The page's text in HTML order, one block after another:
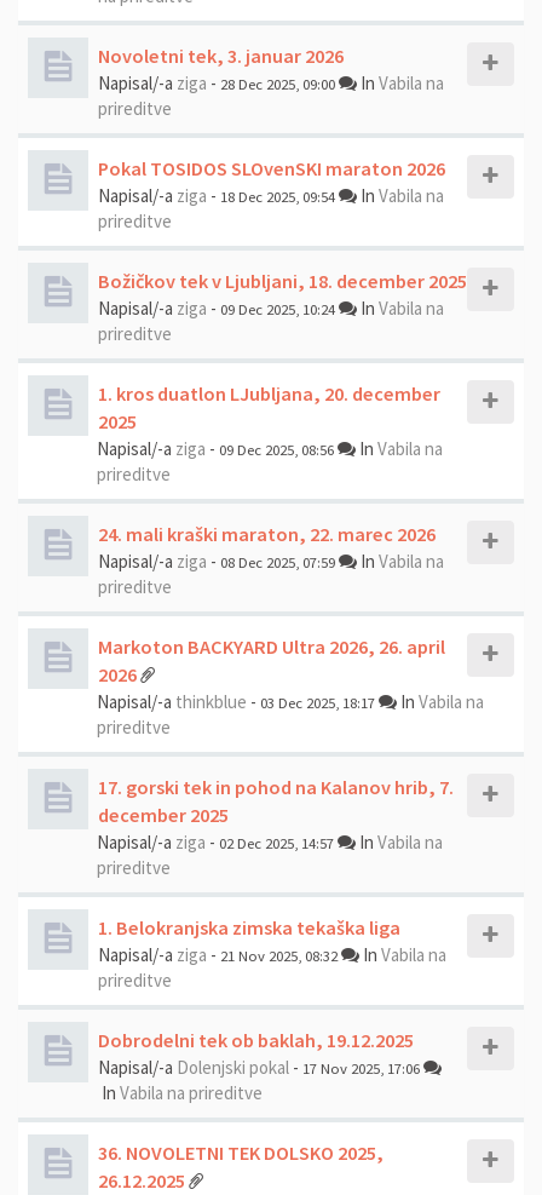
Novoletni tek, 3. januar 2026
Napisal/-a ziga - 28 Dec 2025, 09:00 In Vabila na
prireditve
Pokal TOSIDOS SLOvenSKI maraton 2026
Napisal/-a ziga - 18 Dec 2025, 09:54 In Vabila na
prireditve
Božičkov tek v Ljubljani, 18. december 2025
Napisal/-a ziga - 09 Dec 2025, 10:24 In Vabila na
prireditve
1. kros duatlon LJubljana, 20. december
2025
Napisal/-a ziga - 09 Dec 2025, 08:56 In Vabila na
prireditve
24. mali kraški maraton, 22. marec 2026
Napisal/-a ziga - 08 Dec 2025, 07:59 In Vabila na
prireditve
Markoton BACKYARD Ultra 2026, 26. april
2026
Napisal/-a thinkblue - 03 Dec 2025, 18:17 In Vabila na
prireditve
17. gorski tek in pohod na Kalanov hrib, 7.
december 2025
Napisal/-a ziga - 02 Dec 2025, 14:57 In Vabila na
prireditve
1. Belokranjska zimska tekaška liga
Napisal/-a ziga - 21 Nov 2025, 08:32 In Vabila na
prireditve
Dobrodelni tek ob baklah, 19.12.2025
Napisal/-a Dolenjski pokal - 17 Nov 2025, 17:06
In Vabila na prireditve
36. NOVOLETNI TEK DOLSKO 2025,
26.12.2025